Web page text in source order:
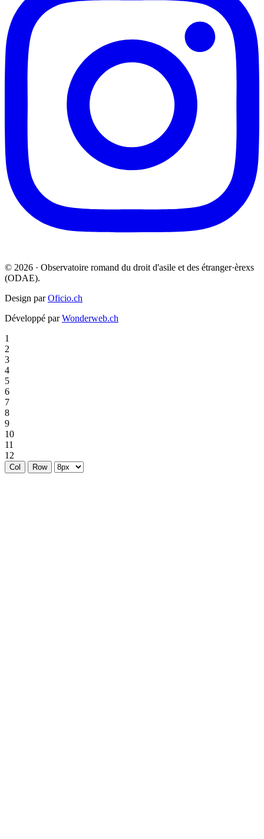
© 2026 · Observatoire romand du droit d'asile et des étranger·èrexs
(ODAE).
Design parOficio.ch
Développé parWonderweb.ch
1
2
3
4
5
6
7
8
9
10
11
12
Col Row